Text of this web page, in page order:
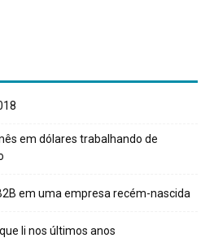
em dólares trabalhando de
em uma empresa recém-nascida
li nos últimos anos